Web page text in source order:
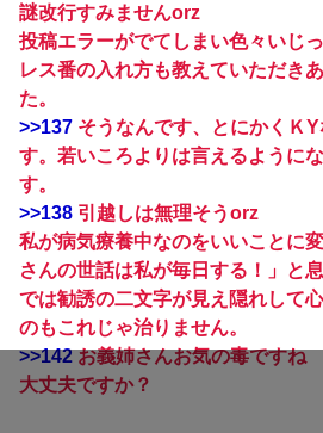
謎改行すみませんorz
投稿エラーがでてしまい色々いじ
レス番の入れ方も教えていただき
た。
>>137 そうなんです、とにかくＫ
す。若いころよりは言えるように
す。
>>138 引越しは無理そうorz
私が病気療養中なのをいいことに
さんの世話は私が毎日する！」と
では勧誘の二文字が見え隠れして
のもこれじゃ治りません。
>>142お義姉さんお気の毒ですね
大丈夫ですか？